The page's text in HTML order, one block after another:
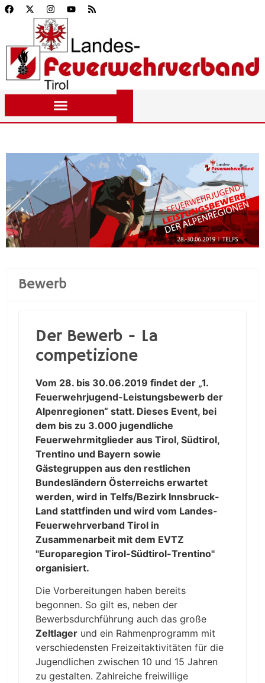
Bewerb
Der Bewerb - La
competizione
Vom 28. bis 30.06.2019 findet der „1.
Feuerwehrjugend-Leistungsbewerb der
Alpenregionen“ statt. Dieses Event, bei
dem bis zu 3.000 jugendliche
Feuerwehrmitglieder aus Tirol, Südtirol,
Trentino und Bayern sowie
Gästegruppen aus den restlichen
Bundesländern Österreichs erwartet
werden, wird in Telfs/Bezirk Innsbruck-
Land stattfinden und wird vom Landes-
Feuerwehrverband Tirol in
Zusammenarbeit mit dem EVTZ
"Europaregion Tirol-Südtirol-Trentino"
organisiert.
Die Vorbereitungen haben bereits
begonnen. So gilt es, neben der
Bewerbsdurchführung auch das große
Zeltlager und ein Rahmenprogramm mit
verschiedensten Freizeitaktivitäten für die
Jugendlichen zwischen 10 und 15 Jahren
zu gestalten. Zahlreiche freiwillige